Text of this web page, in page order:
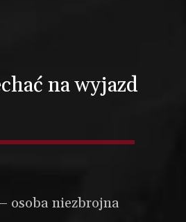
na wyjazd
osoba niezbrojna